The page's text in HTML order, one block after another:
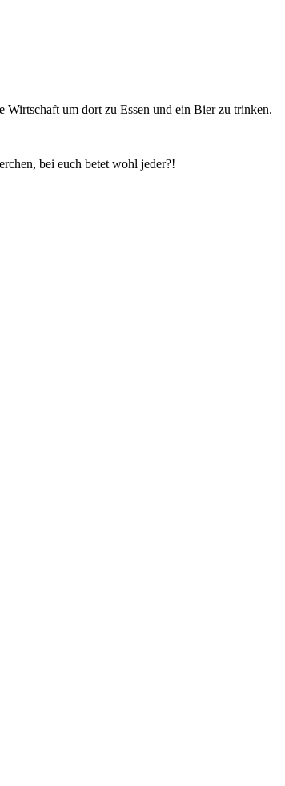
Wirtschaft um dort zu Essen und ein Bier zu trinken.
bei euch betet wohl jeder?!